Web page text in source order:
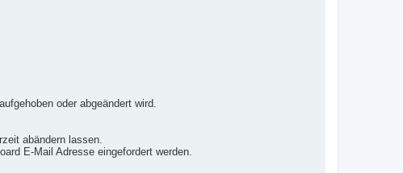
oder abgeändert wird.
abändern lassen.
E-Mail Adresse eingefordert werden.